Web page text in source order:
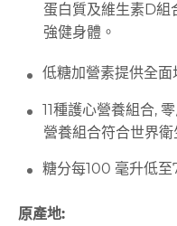
蛋白質及維生素D組
強健身體。
低糖加營素提供全
11種護心營養組合,
營養組合符合世界衛
糖分每100 毫升低至
原產地: